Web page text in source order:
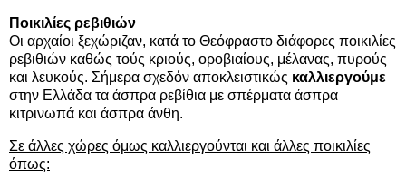
Ποικιλίες ρεβιθιών
Οι αρχαίοι ξεχώριζαν, κατά το Θεόφραστο διάφορες ποικιλίες
ρεβιθιών καθώς τούς κριούς, οροβιαίους, μέλανας, πυρούς
και λευκούς. Σήμερα σχεδόν αποκλειστικώς καλλιεργούμε
στην Ελλάδα τα άσπρα ρεβίθια με σπέρματα άσπρα
κιτρινωπά και άσπρα άνθη.
Σε άλλες χώρες όμως καλλιεργούνται και άλλες ποικιλίες
όπως: